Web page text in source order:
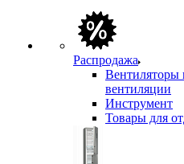
Распродажа
Вентиляторы
вентиляции
Инструмент
Товары для